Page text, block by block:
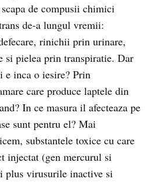
de compusii chimici
de-a lungul vremii:
rinichii prin urinare,
si pielea prin transpiratie. Dar
e inca o iesire? Prin
care produce laptele din
In ce masura il afecteaza pe
sunt pentru el? Mai
substantele toxice cu care
injectat (gen mercurul si
virusurile inactive si